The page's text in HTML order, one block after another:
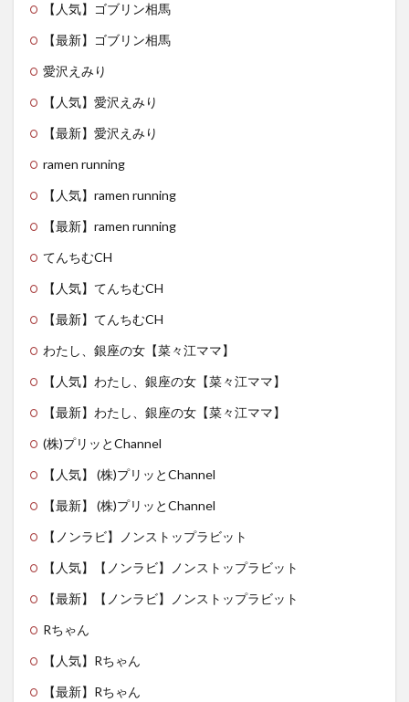
【人気】ゴブリン相馬
【最新】ゴブリン相馬
愛沢えみり
【人気】愛沢えみり
【最新】愛沢えみり
ramen running
【人気】ramen running
【最新】ramen running
てんちむCH
【人気】てんちむCH
【最新】てんちむCH
わたし、銀座の女【菜々江ママ】
【人気】わたし、銀座の女【菜々江ママ】
【最新】わたし、銀座の女【菜々江ママ】
(株)プリッとChannel
【人気】 (株)プリッとChannel
【最新】 (株)プリッとChannel
【ノンラビ】ノンストップラビット
【人気】【ノンラビ】ノンストップラビット
【最新】【ノンラビ】ノンストップラビット
Rちゃん
【人気】Rちゃん
【最新】Rちゃん